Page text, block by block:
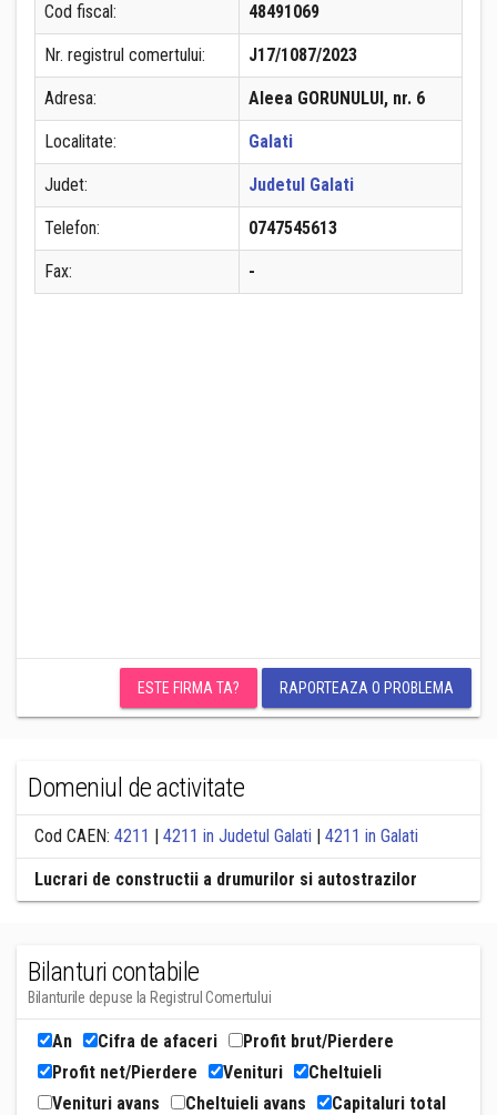
Cod fiscal: 48491069
Nr. registrul comertului: J17/1087/2023
Adresa: Aleea GORUNULUI, nr. 6
Localitate: Galati
Judet: Judetul Galati
Telefon: 0747545613
Fax: -
ESTE FIRMA TA? RAPORTEAZA O PROBLEMA
Domeniul de activitate
Cod CAEN: 4211 | 4211 in Judetul Galati | 4211 in Galati
Lucrari de constructii a drumurilor si autostrazilor
Bilanturi contabile
Bilanturile depuse la Registrul Comertului
An Cifra de afaceri
Profit brut/Pierdere
Profit net/Pierdere
Venituri
Cheltuieli
Venituri avans
Cheltuieli avans
Capitaluri total